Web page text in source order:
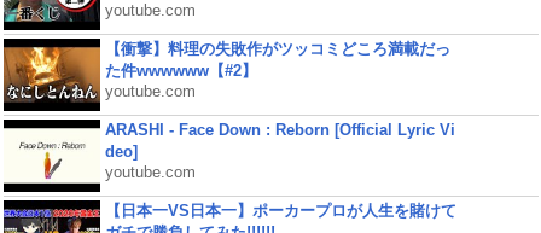
youtube.com
【衝撃】料理の失敗作がツッコミどころ満載だっ
た件wwwwww【#2】
youtube.com
ARASHI - Face Down : Reborn [Official Lyric Vi
deo]
youtube.com
【日本一VS日本一】ポーカープロが人生を賭けて